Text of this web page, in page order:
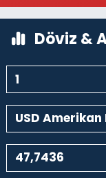
Döviz &